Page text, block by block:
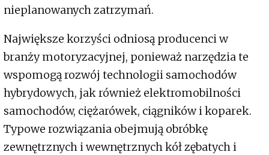
nieplanowanych zatrzymań.
Największe korzyści odniosą producenci w
branży motoryzacyjnej, ponieważ narzędzia te
wspomogą rozwój technologii samochodów
hybrydowych, jak również elektromobilności
samochodów, ciężarówek, ciągników i koparek.
Typowe rozwiązania obejmują obróbkę
zewnętrznych i wewnętrznych kół zębatych i